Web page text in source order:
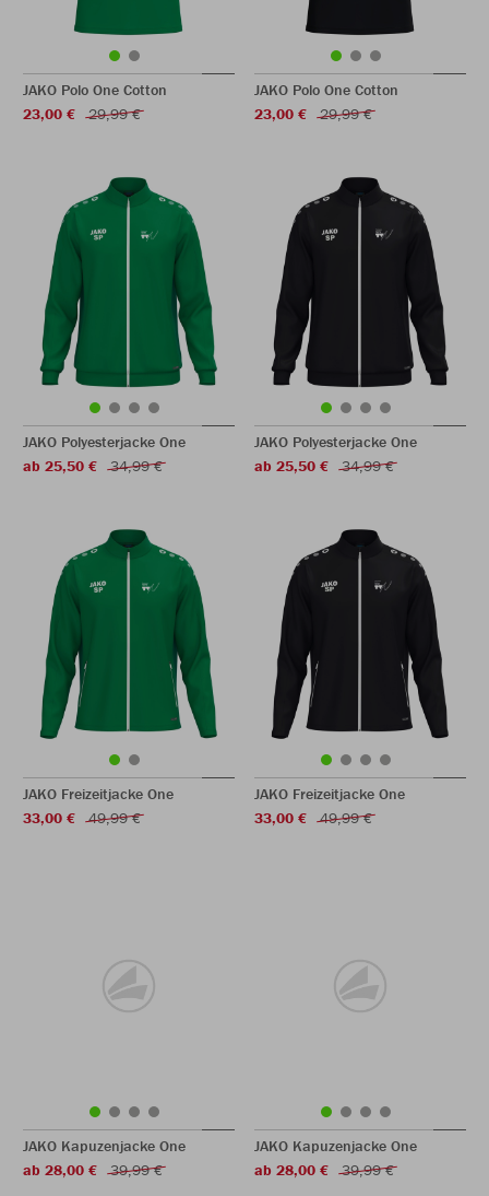
JAKO Polo One Cotton
23,00 €
29,99 €
JAKO Polo One Cotton
23,00 €
29,99 €
JAKO Polyesterjacke One
ab 25,50 €
34,99 €
JAKO Polyesterjacke One
ab 25,50 €
34,99 €
JAKO Freizeitjacke One
33,00 €
49,99 €
JAKO Freizeitjacke One
33,00 €
49,99 €
JAKO Kapuzenjacke One
ab 28,00 €
39,99 €
JAKO Kapuzenjacke One
ab 28,00 €
39,99 €